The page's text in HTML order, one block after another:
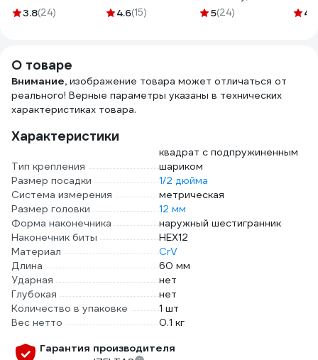
3.8(24)
4.6(15)
мм, 1/2 дюйма,
PRO-SWH-1000
5(24) 4
О товаре
Внимание, изображение товара может отличаться от
реального! Верные параметры указаны в технических
характеристиках товара.
Характеристики
Тип крепления
квадрат с подпружиненным
шариком
Размер посадки
1/2 дюйма
Система измерения
метрическая
Размер головки
12 мм
Форма наконечника
наружный шестигранник
Наконечник биты
HEX12
Материал
CrV
Длина
60 мм
Ударная
нет
Глубокая
нет
Количество в упаковке
1 шт
Вес нетто
0.1 кг
Гарантия производителя